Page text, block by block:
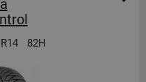
R14 82H